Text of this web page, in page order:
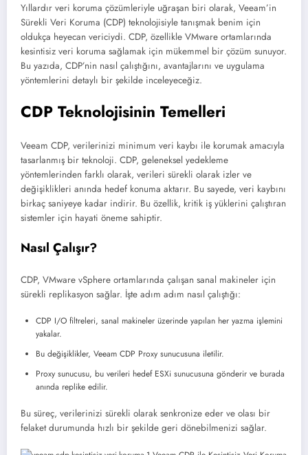
Yıllardır veri koruma çözümleriyle uğraşan biri olarak, Veeam’in
Sürekli Veri Koruma (CDP) teknolojisiyle tanışmak benim için
oldukça heyecan vericiydi. CDP, özellikle VMware ortamlarında
kesintisiz veri koruma sağlamak için mükemmel bir çözüm sunuyor.
Bu yazıda, CDP’nin nasıl çalıştığını, avantajlarını ve uygulama
yöntemlerini detaylı bir şekilde inceleyeceğiz.
CDP Teknolojisinin Temelleri
Veeam CDP, verilerinizi minimum veri kaybı ile korumak amacıyla
tasarlanmış bir teknoloji. CDP, geleneksel yedekleme
yöntemlerinden farklı olarak, verileri sürekli olarak izler ve
değişiklikleri anında hedef konuma aktarır. Bu sayede, veri kaybını
birkaç saniyeye kadar indirir. Bu özellik, kritik iş yüklerini çalıştıran
sistemler için hayati öneme sahiptir.
Nasıl Çalışır?
CDP, VMware vSphere ortamlarında çalışan sanal makineler için
sürekli replikasyon sağlar. İşte adım adım nasıl çalıştığı:
CDP I/O filtreleri, sanal makineler üzerinde yapılan her yazma işlemini
yakalar.
Bu değişiklikler, Veeam CDP Proxy sunucusuna iletilir.
Proxy sunucusu, bu verileri hedef ESXi sunucusuna gönderir ve burada
anında replike edilir.
Bu süreç, verilerinizi sürekli olarak senkronize eder ve olası bir
felaket durumunda hızlı bir şekilde geri dönebilmenizi sağlar.